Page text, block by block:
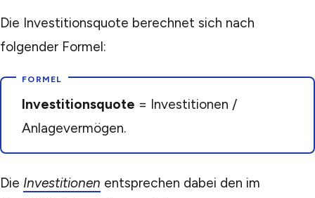
Die Investitionsquote berechnet sich nach
folgender Formel:
Investitionsquote = Investitionen /
Anlagevermögen.
Die Investitionen entsprechen dabei den im